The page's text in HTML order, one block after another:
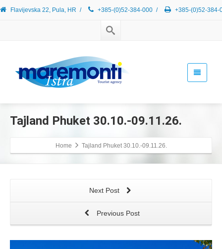
Flavijevska 22, Pula, HR / +385-(0)52-384-000 / +385-(0)52-
Tajland Phuket 30.10.-09.11.26.
Home Tajland Phuket 30.10.-09.11.26.
Next Post
Previous Post